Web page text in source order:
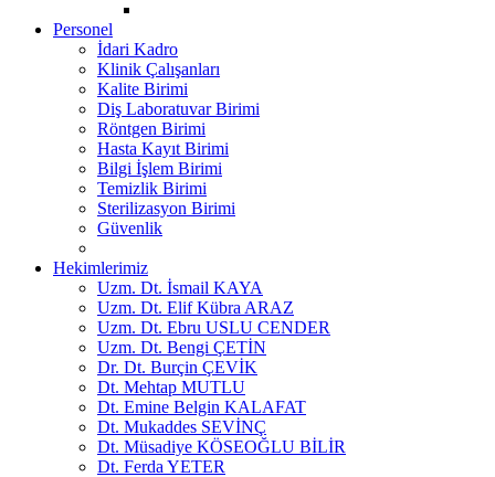
Personel
İdari Kadro
Klinik Çalışanları
Kalite Birimi
Diş Laboratuvar Birimi
Röntgen Birimi
Hasta Kayıt Birimi
Bilgi İşlem Birimi
Temizlik Birimi
Sterilizasyon Birimi
Güvenlik
Hekimlerimiz
Uzm. Dt. İsmail KAYA
Uzm. Dt. Elif Kübra ARAZ
Uzm. Dt. Ebru USLU CENDER
Uzm. Dt. Bengi ÇETİN
Dr. Dt. Burçin ÇEVİK
Dt. Mehtap MUTLU
Dt. Emine Belgin KALAFAT
Dt. Mukaddes SEVİNÇ
Dt. Müsadiye KÖSEOĞLU BİLİR
Dt. Ferda YETER